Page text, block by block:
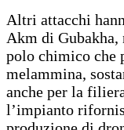
Altri attacchi
Akm di
polo chimico che
melammina,
anche per la
l’impianto